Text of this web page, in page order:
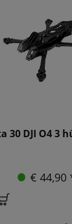
30 DJI O4 3
€ 44,90